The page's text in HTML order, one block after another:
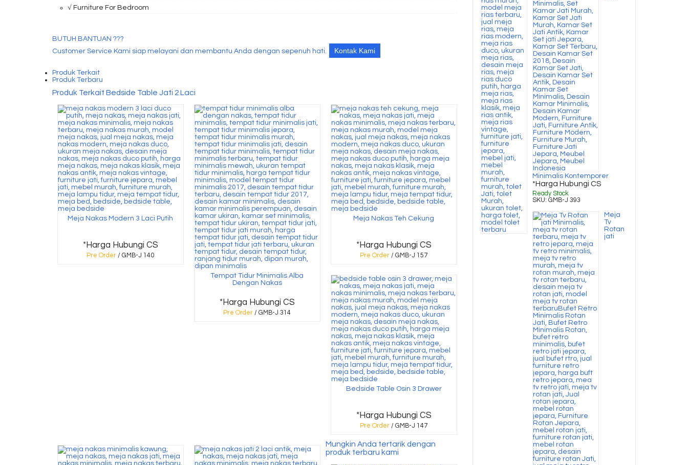
√ Furniture For Bedroom
BUTUH BANTUAN ???
Customer Service Kami siap melayani dan membantu Anda dengan sepenuh hati.
Kontak Kami
Produk Terkait
Produk Terbaru
Produk Terkait Bedside Table Jati 2 Laci
Meja Nakas Modern 3 Laci Putih
*Harga Hubungi CS
Pre Order / GMB-J 140
Tempat Tidur Minimalis Alba
Dengan Nakas
*Harga Hubungi CS
Pre Order / GMB-J 314
Meja Nakas Teh Cekung
*Harga Hubungi CS
Pre Order / GMB-J 157
Bedside Table Osin 3 Drawer
*Harga Hubungi CS
Pre Order / GMB-J 147
Mungkin Anda tertarik dengan
produk terbaru kami
Minimalis Kontemporer
*Harga Hubungi CS
Ready Stock
SKU: GMB-J 393
Meja
Tv
Rotan
jati